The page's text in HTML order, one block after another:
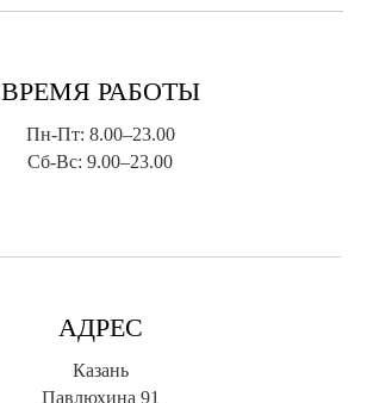
ВРЕМЯ РАБОТЫ
Пн-Пт: 8.00–23.00
Сб-Вс: 9.00–23.00
АДРЕС
Казань
Павлюхина 91